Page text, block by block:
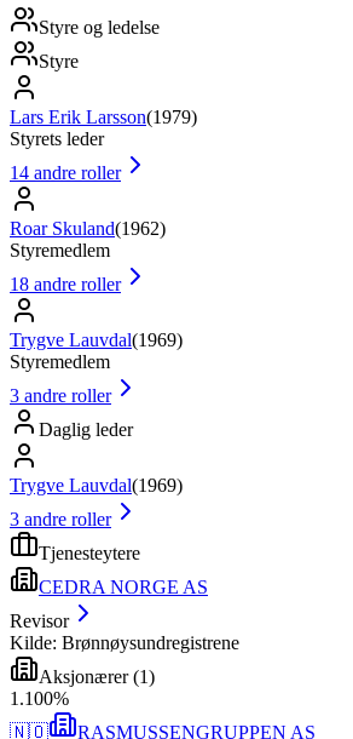
Styre og ledelse
Styre
Lars Erik Larsson(1979)
Styrets leder
14 andre roller
Roar Skuland(1962)
Styremedlem
18 andre roller
Trygve Lauvdal(1969)
Styremedlem
3 andre roller
Daglig leder
Trygve Lauvdal(1969)
3 andre roller
Tjenesteytere
CEDRA NORGE AS
Revisor
Kilde: Brønnøysundregistrene
Aksjonærer(1)
1 .100%
🇳🇴
RASMUSSENGRUPPEN AS